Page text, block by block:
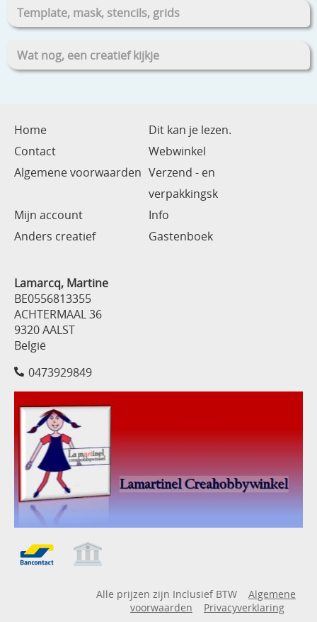
Template, mask, stencils, grids
Wat nog, een creatief kijkje
Home
Dit kan je lezen.
Contact
Webwinkel
Algemene voorwaarden Verzend - en
verpakkingsk
Mijn account
Info
Anders creatief
Gastenboek
Lamarcq, Martine
BE0556813355
ACHTERMAAL 36
9320 AALST
België
0473929849
Alle prijzen zijn Inclusief BTW
Algemene
voorwaarden
Privacyverklaring